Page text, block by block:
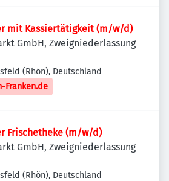
mit Kassiertätigkeit (m/w/d)
GmbH, Zweigniederlassung
(Rhön), Deutschland
Franken.de
Frischetheke (m/w/d)
GmbH, Zweigniederlassung
(Rhön), Deutschland